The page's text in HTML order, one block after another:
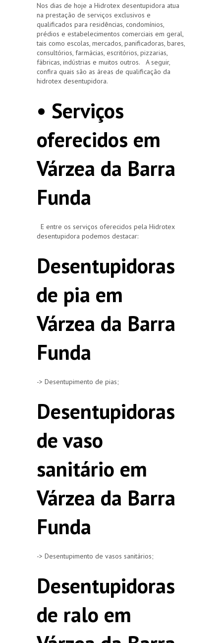
Nos dias de hoje a Hidrotex desentupidora atua
na prestação de serviços exclusivos e
qualificados para residências, condomínios,
prédios e estabelecimentos comerciais em geral,
tais como escolas, mercados, panificadoras, bares,
consultórios, farmácias, escritórios, pizzarias,
fábricas, indústrias e muitos outros. A seguir,
confira quais são as áreas de qualificação da
hidrotex desentupidora.
• Serviços
oferecidos em
Várzea da Barra
Funda
E entre os serviços oferecidos pela Hidrotex
desentupidora podemos destacar:
Desentupidoras
de pia em
Várzea da Barra
Funda
-> Desentupimento de pias;
Desentupidoras
de vaso
sanitário em
Várzea da Barra
Funda
-> Desentupimento de vasos sanitários;
Desentupidoras
de ralo em